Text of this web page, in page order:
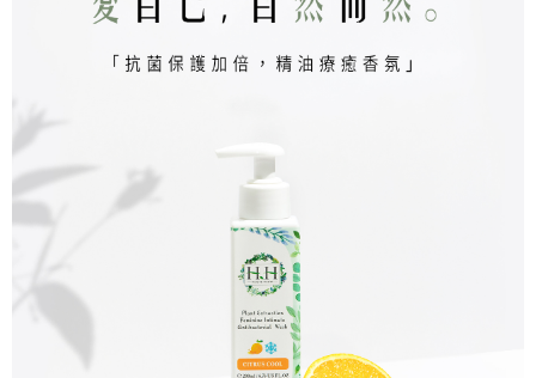
１．透過由恩沛科技股份有限公司提供之「AFTEE先享後付」服務完成之交
易，需依本服務之必要範圍內提供個人資料，並將交易相關給付款項請求債
２．關於個人資料處理事宜，請瀏覽以下網址：
https://aftee.tw/terms/#terms3
３．未成年的使用者請事先徵得法定代理人或監護人之同意方可使用
「AFTEE先享後付」，若未經同意申辦者引起之損失，本公司不負相關責
任。
４．使用「AFTEE先享後付」時，將依據個別帳號之用戶狀況，依本公司即
時審查核予不同之上限額度；若仍有額度不足之情形，本公司將視審查結果
５．嚴禁一人註冊多個帳號或使用他人資訊註冊。若發現惡意使用之情形，
恩沛科技股份有限公司將有權停止該用戶之使用額度並採取法律行動。
7-11取貨付款
每筆NT$120，滿NT$1,500(含以上)免運費
每筆NT$110，滿NT$1,500(含以上)免運費
新竹物流宅配
每筆NT$100，滿NT$1,200(含以上)免運費
每筆NT$180